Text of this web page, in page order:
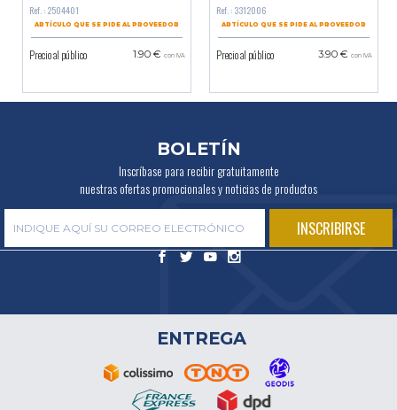
Ref. : 2504401
ARTÍCULO QUE SE PIDE AL PROVEEDOR
Precio al público 1.90 € con IVA
Ref. : 3312006
ARTÍCULO QUE SE PIDE AL PROVEEDOR
Precio al público 3.90 € con IVA
BOLETÍN
Inscríbase para recibir gratuitamente
nuestras ofertas promocionales y noticias de productos
ENTREGA